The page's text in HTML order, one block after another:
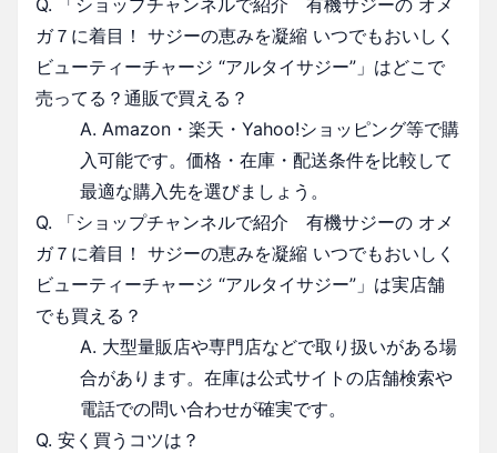
ガ７に着目！ サジーの恵みを凝縮 いつでもおいしく
ビューティーチャージ “アルタイサジー”」はどこで
売ってる？通販で買える？
A. Amazon・楽天・Yahoo!ショッピング等で購
入可能です。価格・在庫・配送条件を比較して
最適な購入先を選びましょう。
Q. 「ショップチャンネルで紹介 有機サジーの オメ
ガ７に着目！ サジーの恵みを凝縮 いつでもおいしく
ビューティーチャージ “アルタイサジー”」は実店舗
でも買える？
A. 大型量販店や専門店などで取り扱いがある場
合があります。在庫は公式サイトの店舗検索や
電話での問い合わせが確実です。
Q. 安く買うコツは？